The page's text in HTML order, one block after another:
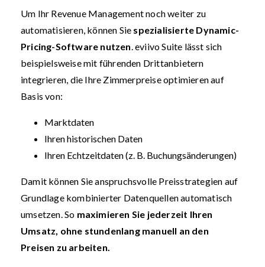
Um Ihr Revenue Management noch weiter zu
automatisieren, können Sie spezialisierte Dynamic-
Pricing-Software nutzen. eviivo Suite lässt sich
beispielsweise mit führenden Drittanbietern
integrieren, die Ihre Zimmerpreise optimieren auf
Basis von:
Marktdaten
Ihren historischen Daten
Ihren Echtzeitdaten (z. B. Buchungsänderungen)
Damit können Sie anspruchsvolle Preisstrategien auf
Grundlage kombinierter Datenquellen automatisch
umsetzen. So maximieren Sie jederzeit Ihren
Umsatz, ohne stundenlang manuell an den
Preisen zu arbeiten.